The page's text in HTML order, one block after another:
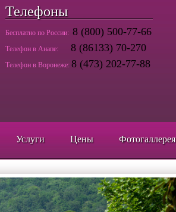
Телефоны
Бесплатно по России: 8 (800) 500-77-66
Телефон в Анапе: 8 (86133) 70-270
Телефон в Воронеже: 8 (473) 202-77-88
Услуги Цены Фотогаллерея